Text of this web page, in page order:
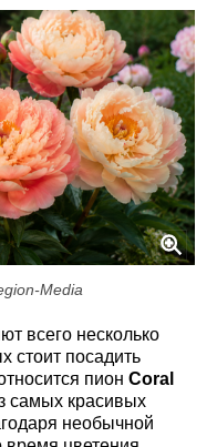
Media
всего несколько
стоит посадить
пион Coral
самых красивых
необычной